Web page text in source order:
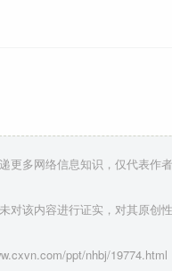
更多网络信息知识，仅代表作
对该内容进行证实，对其原创
ppt/nhbj/19774.html